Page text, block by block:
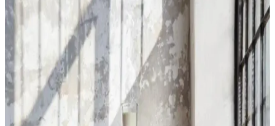
Venucci Quincey halı, yumuşak dokusu ve dayanıklı yapısıyla iç
mekanlara şıklık ve konfor katar. Kolay temizlenebilir özellikleriyle
pratik kullanım sağlar.
Zeynep Tekstil Penguen Nakışlı Kapşonlu Wellsoft
Peluş Bornoz İnceleme ve Kullanıcı Yorumları
Penguen nakışlı kapşonlu wellsoft bornoz, yüksek sıcak tutma
özelliği ve şık tasarımıyla evde rahatlık ve estetiği bir arada sunar.